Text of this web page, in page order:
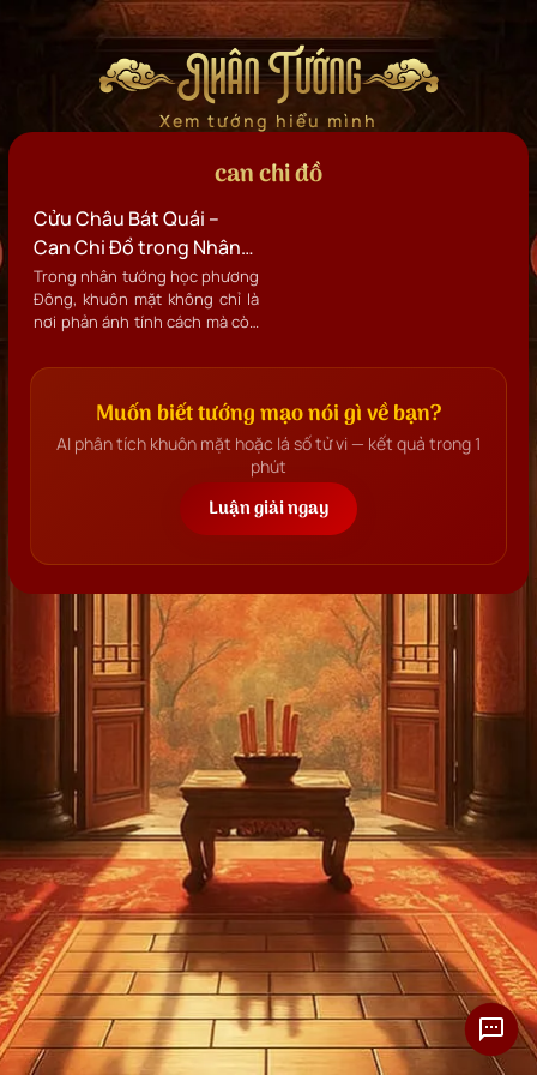
Nhân Tướng
Xem tướng hiểu mình
can chi đồ
Cửu Châu Bát Quái –
Can Chi Đồ trong Nhân
tướng học
Trong nhân tướng học phương
Đông, khuôn mặt không chỉ là
nơi phản ánh tính cách mà còn
thu nhỏ”.
Muốn biết tướng mạo nói gì về bạn?
AI phân tích khuôn mặt hoặc lá số tử vi — kết quả trong 1
phút
Luận giải ngay